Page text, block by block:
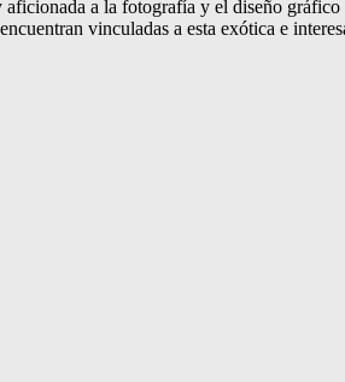
a la fotografía y el diseño gráfico
vinculadas a esta exótica e